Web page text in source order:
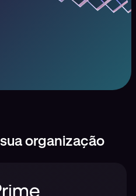
organização